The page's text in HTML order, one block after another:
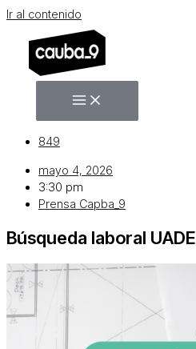
Ir al contenido
849
mayo 4, 2026
3:30 pm
Prensa Capba_9
Búsqueda laboral UADE